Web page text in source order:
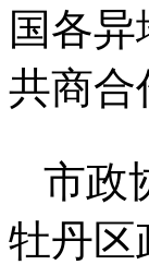
国各
共商合
市政
牡丹区